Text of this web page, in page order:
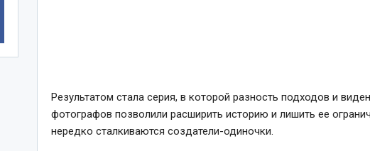
Результатом стала серия, в которой разность подходов и
фотографов позволили расширить историю и лишить ее
нередко сталкиваются создатели-одиночки.